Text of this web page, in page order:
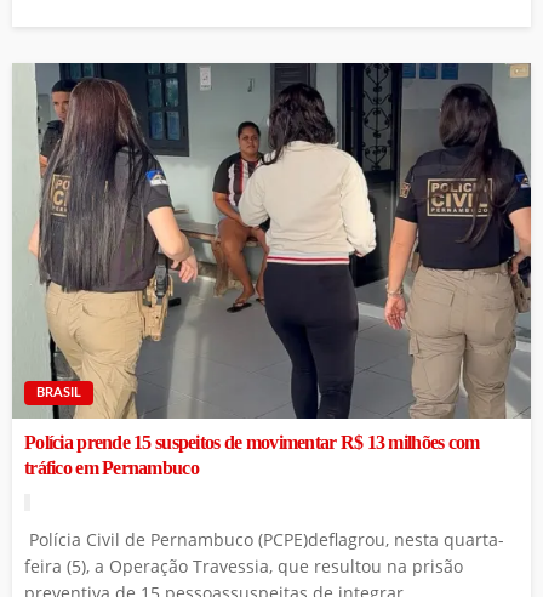
BRASIL
Polícia prende 15 suspeitos de movimentar R$ 13 milhões com
tráfico em Pernambuco
Polícia Civil de Pernambuco (PCPE)deflagrou, nesta quarta-
feira (5), a Operação Travessia, que resultou na prisão